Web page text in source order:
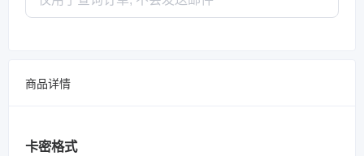
商品详情
卡密格式